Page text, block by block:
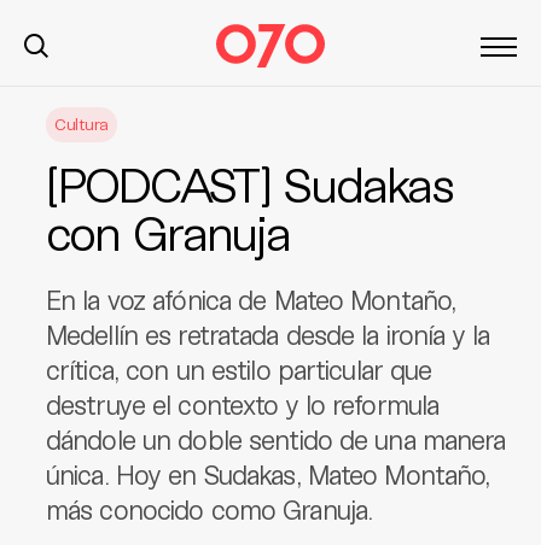
Cultura
[PODCAST] Sudakas
con Granuja
En la voz afónica de Mateo Montaño,
Medellín es retratada desde la ironía y la
crítica, con un estilo particular que
destruye el contexto y lo reformula
dándole un doble sentido de una manera
única. Hoy en Sudakas, Mateo Montaño,
más conocido como Granuja.